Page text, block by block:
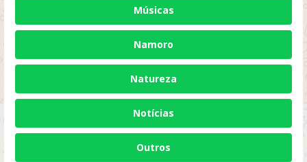
Músicas
Namoro
Natureza
Notícias
Outros